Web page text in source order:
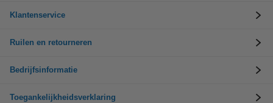
Klantenservice
Ruilen en retourneren
Bedrijfsinformatie
Toegankelijkheidsverklaring